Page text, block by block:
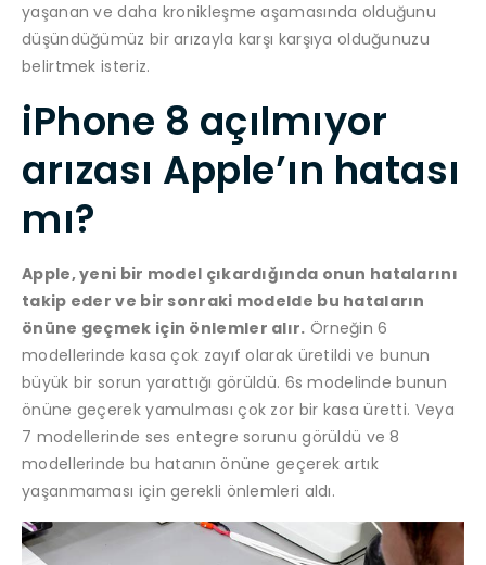
yaşanan ve daha kronikleşme aşamasında olduğunu
düşündüğümüz bir arızayla karşı karşıya olduğunuzu
belirtmek isteriz.
iPhone 8 açılmıyor
arızası Apple’ın hatası
mı?
Apple, yeni bir model çıkardığında onun hatalarını
takip eder ve bir sonraki modelde bu hataların
önüne geçmek için önlemler alır. Örneğin 6
modellerinde kasa çok zayıf olarak üretildi ve bunun
büyük bir sorun yarattığı görüldü. 6s modelinde bunun
önüne geçerek yamulması çok zor bir kasa üretti. Veya
7 modellerinde ses entegre sorunu görüldü ve 8
modellerinde bu hatanın önüne geçerek artık
yaşanmaması için gerekli önlemleri aldı.